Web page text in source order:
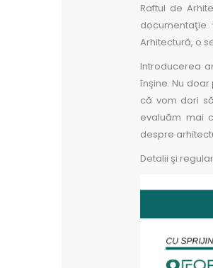
Raftul de
documentaţie
Arhitectură, o
Introducerea
înşine. Nu
că vom dori
evaluăm mai
despre
Detalii şi